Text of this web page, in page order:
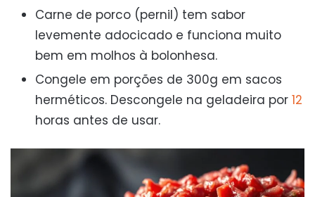
Carne de porco (pernil) tem sabor
levemente adocicado e funciona muito
bem em molhos à bolonhesa.
Congele em porções de 300g em sacos
herméticos. Descongele na geladeira por 12
horas antes de usar.